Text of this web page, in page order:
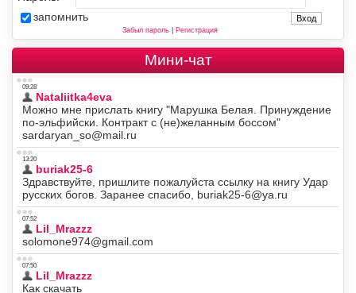
запомнить
Забыл пароль| Регистрация
Мини-чат